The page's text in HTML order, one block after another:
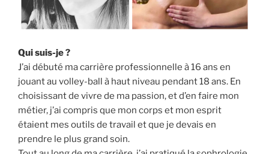
Qui suis-je ?
J’ai débuté ma carrière professionnelle à 16 ans en
jouant au volley-ball à haut niveau pendant 18 ans. En
choisissant de vivre de ma passion, et d’en faire mon
métier, j’ai compris que mon corps et mon esprit
étaient mes outils de travail et que je devais en
prendre le plus grand soin.